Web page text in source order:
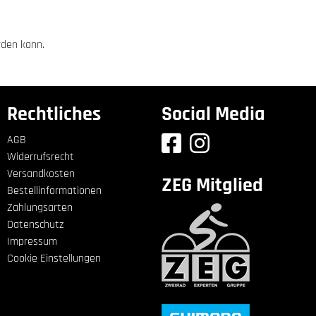
kann.
Rechtliches
AGB
Widerrufsrecht
Versandkosten
Bestellinformationen
Zahlungsarten
Datenschutz
Impressum
Cookie Einstellungen
Social Media
ZEG Mitglied